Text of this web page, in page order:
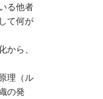
る他者
て何が
から、
理（ル
の発